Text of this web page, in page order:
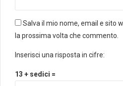
Salva il mio nome, email e sito
la prossima volta che commento.
Inserisci una risposta in cifre:
13 + sedici =